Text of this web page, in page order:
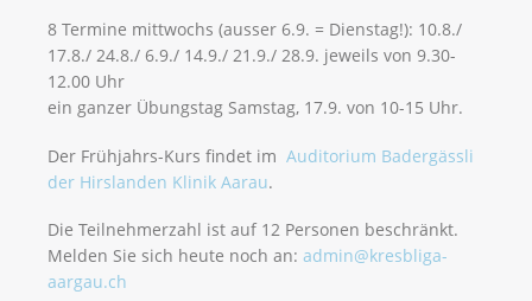
8 Termine mittwochs (ausser 6.9. = Dienstag!): 10.8./
17.8./ 24.8./ 6.9./ 14.9./ 21.9./ 28.9. jeweils von 9.30-
12.00 Uhr
ein ganzer Übungstag Samstag, 17.9. von 10-15 Uhr.
Der Frühjahrs-Kurs findet im Auditorium Badergässli
der Hirslanden Klinik Aarau.
Die Teilnehmerzahl ist auf 12 Personen beschränkt.
Melden Sie sich heute noch an: admin@kresbliga-
aargau.ch